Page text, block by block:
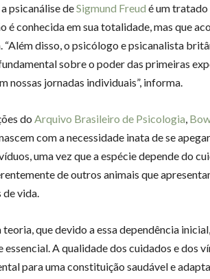
psicanálise deSigmund Freud é um
é conhecida em sua totalidade, mas que
“Além disso, o psicólogo e psicanalista
sobre o poder das primeiras
nossas jornadas individuais”, informa.
do Arquivo Brasileiro de Psicologia,
com a necessidade inata de se
uma vez que a espécie depende do
de outros animais que
vida.
que devido a essa dependência
A qualidade dos cuidados e dos
para uma constituição saudável e